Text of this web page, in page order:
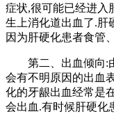
症状,很可能已经进入
生上消化道出血了.肝
因为肝硬化患者食管
第二、出血倾向:由
会有不明原因的出血
化的牙龈出血经常是
会出血.有时候肝硬化